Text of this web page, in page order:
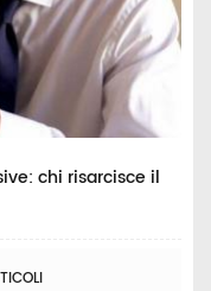
chi risarcisce il